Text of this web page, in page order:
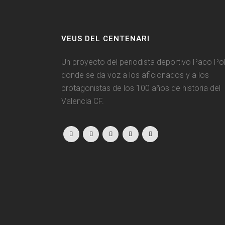
VEUS DEL CENTENARI
Un proyecto del periodista deportivo Paco
donde se da voz a los aficionados y a los
protagonistas de los 100 años de historia del
Valencia CF.